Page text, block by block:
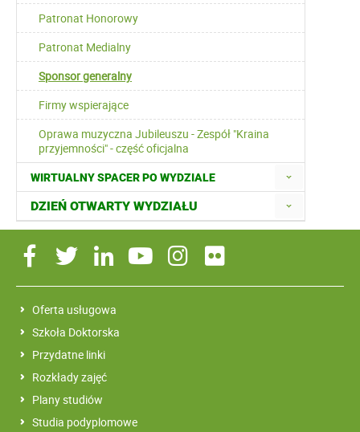
Patronat Honorowy
Patronat Medialny
Sponsor generalny
Firmy wspierające
Oprawa muzyczna Jubileuszu - Zespół "Kraina
przyjemności" - część oficjalna
WIRTUALNY SPACER PO WYDZIALE
DZIEŃ OTWARTY WYDZIAŁU
Oferta usługowa
Szkoła Doktorska
Przydatne linki
Rozkłady zajęć
Plany studiów
Studia podyplomowe